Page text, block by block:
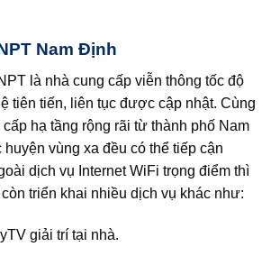
Nam Định
là nhà cung cấp viễn thông tốc độ
tiên tiến, liên tục được cập nhật. Cùng
hạ tầng rộng rãi từ thành phố Nam
vùng xa đều có thể tiếp cận
dịch vụ Internet WiFi trọng điểm thì
triển khai nhiều dịch vụ khác như:
giải trí tại nhà.